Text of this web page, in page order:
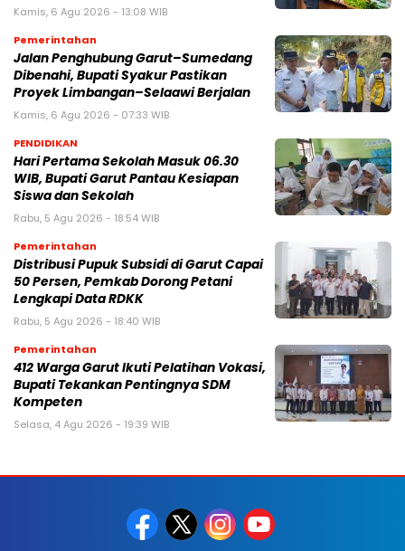
Kamis, 6 Agu 2026 - 13:08 WIB
Pemerintahan
Jalan Penghubung Garut–Sumedang
Dibenahi, Bupati Syakur Pastikan
Proyek Limbangan–Selaawi Berjalan
Kamis, 6 Agu 2026 - 07:33 WIB
PENDIDIKAN
Hari Pertama Sekolah Masuk 06.30
WIB, Bupati Garut Pantau Kesiapan
Siswa dan Sekolah
Rabu, 5 Agu 2026 - 18:54 WIB
Pemerintahan
Distribusi Pupuk Subsidi di Garut Capai
50 Persen, Pemkab Dorong Petani
Lengkapi Data RDKK
Rabu, 5 Agu 2026 - 18:40 WIB
Pemerintahan
412 Warga Garut Ikuti Pelatihan Vokasi,
Bupati Tekankan Pentingnya SDM
Kompeten
Selasa, 4 Agu 2026 - 19:39 WIB